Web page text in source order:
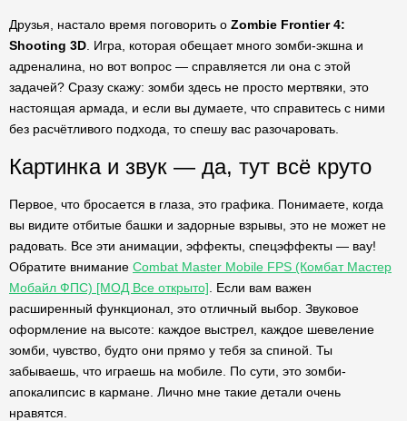
Друзья, настало время поговорить о Zombie Frontier 4:
Shooting 3D . Игра, которая обещает много зомби-экшна и
адреналина, но вот вопрос — справляется ли она с этой
задачей? Сразу скажу: зомби здесь не просто мертвяки, это
настоящая армада, и если вы думаете, что справитесь с ними
без расчётливого подхода, то спешу вас разочаровать.
Картинка и звук — да, тут всё круто
Первое, что бросается в глаза, это графика. Понимаете, когда
вы видите отбитые башки и задорные взрывы, это не может не
радовать. Все эти анимации, эффекты, спецэффекты — вау!
Обратите внимание Combat Master Mobile FPS (Комбат Мастер
Мобайл ФПС) [МОД Все открыто] . Если вам важен
расширенный функционал, это отличный выбор. Звуковое
оформление на высоте: каждое выстрел, каждое шевеление
зомби, чувство, будто они прямо у тебя за спиной. Ты
забываешь, что играешь на мобиле. По сути, это зомби-
апокалипсис в кармане. Лично мне такие детали очень
нравятся.